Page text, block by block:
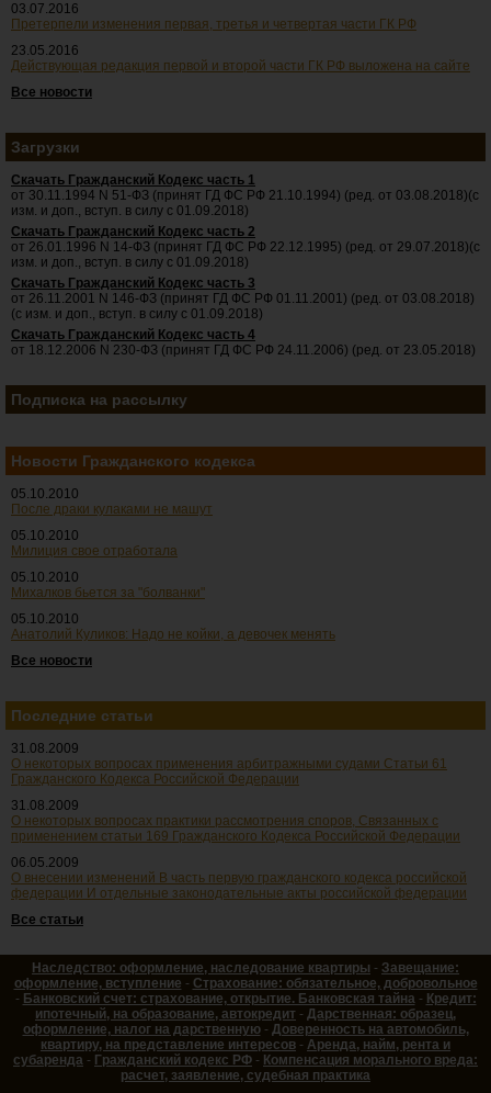
03.07.2016
Претерпели изменения первая, третья и четвертая части ГК РФ
23.05.2016
Действующая редакция первой и второй части ГК РФ выложена на сайте
Все новости
Загрузки
Скачать Гражданский Кодекс часть 1
от 30.11.1994 N 51-ФЗ (принят ГД ФС РФ 21.10.1994) (ред. от 03.08.2018)(с
изм. и доп., вступ. в силу с 01.09.2018)
Скачать Гражданский Кодекс часть 2
от 26.01.1996 N 14-ФЗ (принят ГД ФС РФ 22.12.1995) (ред. от 29.07.2018)(с
изм. и доп., вступ. в силу с 01.09.2018)
Скачать Гражданский Кодекс часть 3
от 26.11.2001 N 146-ФЗ (принят ГД ФС РФ 01.11.2001) (ред. от 03.08.2018)
(с изм. и доп., вступ. в силу с 01.09.2018)
Скачать Гражданский Кодекс часть 4
от 18.12.2006 N 230-ФЗ (принят ГД ФС РФ 24.11.2006) (ред. от 23.05.2018)
Подписка на рассылку
Новости Гражданского кодекса
05.10.2010
После драки кулаками не машут
05.10.2010
Милиция свое отработала
05.10.2010
Михалков бьется за "болванки"
05.10.2010
Анатолий Куликов: Надо не койки, а девочек менять
Все новости
Последние статьи
31.08.2009
О некоторых вопросах применения арбитражными судами Статьи 61
Гражданского Кодекса Российской Федерации
31.08.2009
О некоторых вопросах практики рассмотрения споров, Связанных с
применением статьи 169 Гражданского Кодекса Российской Федерации
06.05.2009
О внесении изменений В часть первую гражданского кодекса российской
федерации И отдельные законодательные акты российской федерации
Все статьи
Наследство: оформление, наследование квартиры - Завещание:
оформление, вступление - Страхование: обязательное, добровольное
- Банковский счет: страхование, открытие. Банковская тайна- Кредит:
ипотечный, на образование, автокредит - Дарственная: образец,
оформление, налог на дарственную- Доверенность на автомобиль,
квартиру, на представление интересов - Аренда, найм, рента и
субаренда - Гражданский кодекс РФ - Компенсация морального вреда:
расчет, заявление, судебная практика